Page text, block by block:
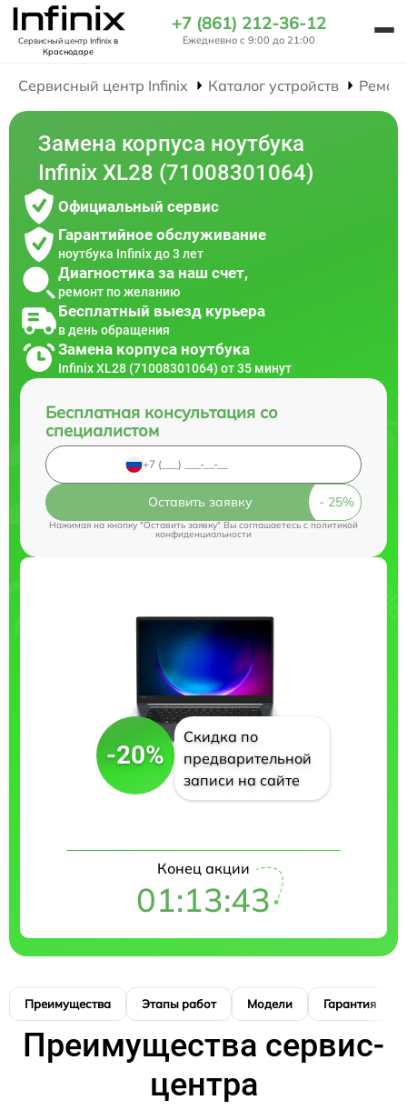
Сервисный центр Infinixв
Краснодаре
+7 (861) 212-36-12
Ежедневно с 9:00 до 21:00
Сервисный центр Infinix Каталог устройств
Замена корпуса ноутбука
Infinix XL28 (71008301064)
Официальный сервис
Гарантийное обслуживание
ноутбука Infinix до 3 лет
Диагностика за наш счет,
ремонт по желанию
Бесплатный выезд курьера
в день обращения
Замена корпуса ноутбука
Infinix XL28 (71008301064) от 35 минут
Бесплатная консультация со
специалистом
Оставить заявку
Нажимая на кнопку "Оставить заявку" Вы соглашаетесь cполитикой
конфиденциальности
-20%
Скидка по
предварительной
записи на сайте
Конец акции
01:13:42
Преимущества Этапы работ Модели Гарантия
Преимущества сервис-
центра